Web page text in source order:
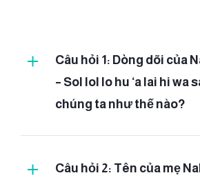
Câu hỏi 1: Dòng dõi của
– Sol lol lo hu ‘a lai hi wa
chúng ta như thế nào?
Câu hỏi 2: Tên của mẹ